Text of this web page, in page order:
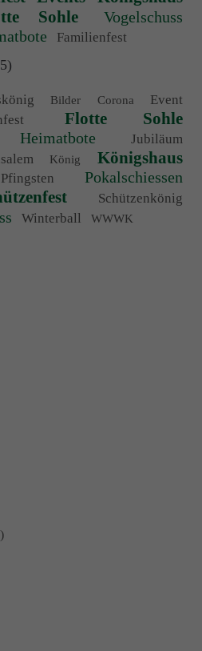
Sohle
Vogelschuss
Familienfest
Bilder Corona Event
Flotte Sohle
Heimatbote Jubiläum
König Königshaus
Pfingsten Pokalschiessen
Schützenkönig
Winterball WWWK